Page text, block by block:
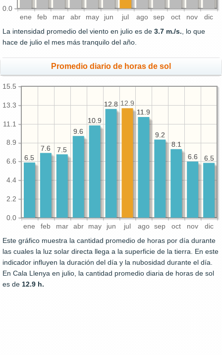
ene feb mar abr may jun jul ago sep oct nov dic
0.0
La intensidad promedio del viento en julio es de 3.7 m./s., lo que
hace de julio el mes más tranquilo del año.
Promedio diario de horas de sol
ene feb mar abr may jun jul ago sep oct nov dic
0.0
2.2
4.4
6.6
8.9
11.1
13.3
15.5
6.5
6.6
8.1
9.2
11.9
12.8
10.9
9.6
7.5
7.6
6.5
6.5
6.6
8.1
9.2
11.9
12.9
12.8
10.9
9.6
7.5
7.6
6.5
Este gráfico muestra la cantidad promedio de horas por día durante
las cuales la luz solar directa llega a la superficie de la tierra. En este
indicador influyen la duración del día y la nubosidad durante el día.
En Cala Llenya en julio, la cantidad promedio diaria de horas de sol
es de 12.9 h.